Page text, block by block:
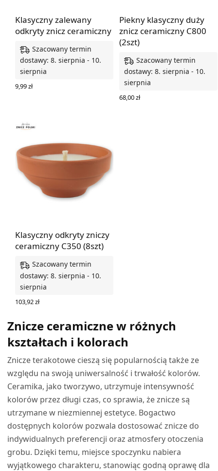
Klasyczny zalewany
odkryty znicz ceramiczny
Szacowany termin
dostawy: 8. sierpnia - 10.
sierpnia
9,99zł
Piekny klasyczny duży
znicz ceramiczny C800
(2szt)
Szacowany termin
dostawy: 8. sierpnia - 10.
sierpnia
68,00zł
Klasyczny odkryty zniczy
ceramiczny C350 (8szt)
Szacowany termin
dostawy: 8. sierpnia - 10.
sierpnia
103,92zł
Znicze ceramiczne w różnych
kształtach i kolorach
Znicze terakotowe cieszą się popularnością także ze
względu na swoją uniwersalność i trwałość kolorów.
Ceramika, jako tworzywo, utrzymuje intensywność
kolorów przez długi czas, co sprawia, że znicze są
utrzymane w niezmiennej estetyce. Bogactwo
dostępnych kolorów pozwala dostosować znicze do
indywidualnych preferencji oraz atmosfery otoczenia
grobu. Dzięki temu, miejsce spoczynku nabiera
wyjątkowego charakteru, stanowiąc godną oprawę dla